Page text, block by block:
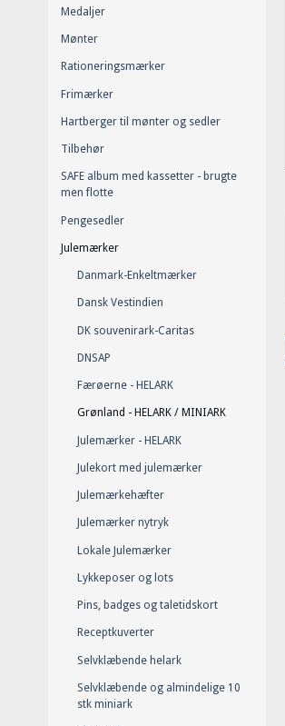
Medaljer
Mønter
Rationeringsmærker
Frimærker
Hartberger til mønter og sedler
Tilbehør
SAFE album med kassetter - brugte
men flotte
Pengesedler
Julemærker
Danmark-Enkeltmærker
Dansk Vestindien
DK souvenirark-Caritas
DNSAP
Færøerne - HELARK
Grønland - HELARK / MINIARK
Julemærker - HELARK
Julekort med julemærker
Julemærkehæfter
Julemærker nytryk
Lokale Julemærker
Lykkeposer og lots
Pins, badges og taletidskort
Receptkuverter
Selvklæbende helark
Selvklæbende og almindelige 10
stk miniark